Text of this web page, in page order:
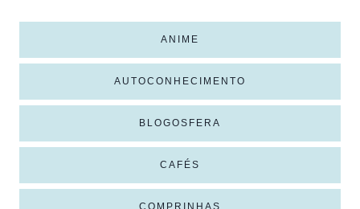
ANIME
AUTOCONHECIMENTO
BLOGOSFERA
CAFÉS
COMPRINHAS